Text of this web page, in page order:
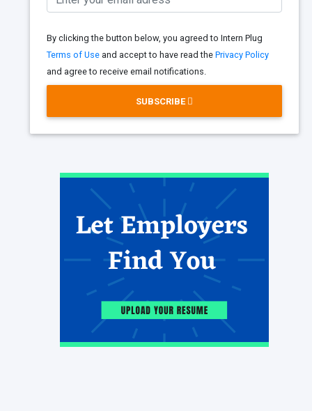
By clicking the button below, you agreed to Intern Plug
Terms of Use and accept to have read the Privacy Policy
and agree to receive email notifications.
SUBSCRIBE